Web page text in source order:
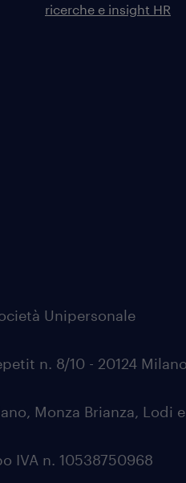
ricerche e insight HR
Unipersonale
n. 8/10 - 20124
Monza Brianza, Lodi
IVA n. 10538750968